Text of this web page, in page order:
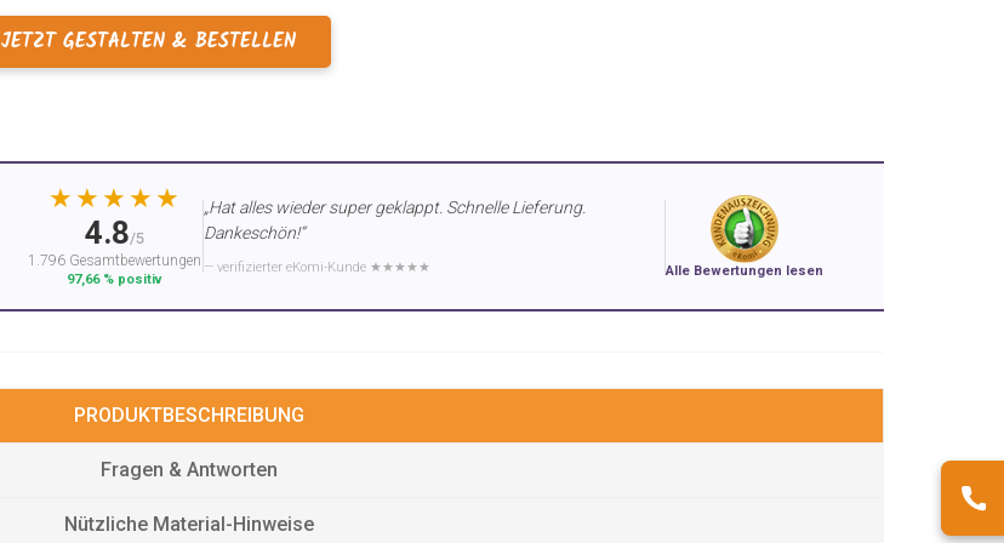
JETZT GESTALTEN & BESTELLEN
★★★★★
4.8/5
1.796 Gesamtbewertungen
97,66 % positiv
„Hat alles wieder super geklappt. Schnelle Lieferung.
Dankeschön!“
— verifizierter eKomi-Kunde ★★★★★ Alle Bewertungen lesen
PRODUKTBESCHREIBUNG
Fragen & Antworten
Nützliche Material-Hinweise